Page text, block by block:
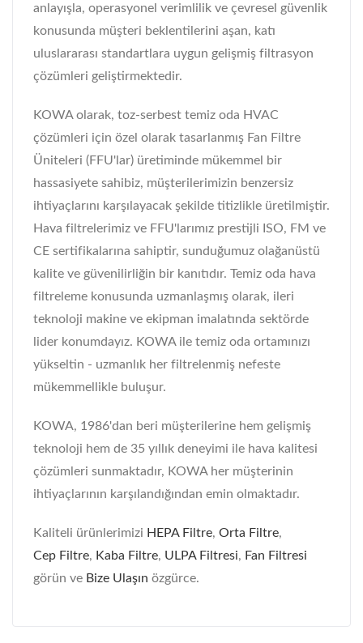
anlayışla, operasyonel verimlilik ve çevresel güvenlik
konusunda müşteri beklentilerini aşan, katı
uluslararası standartlara uygun gelişmiş filtrasyon
çözümleri geliştirmektedir.
KOWA olarak, toz-serbest temiz oda HVAC
çözümleri için özel olarak tasarlanmış Fan Filtre
Üniteleri (FFU'lar) üretiminde mükemmel bir
hassasiyete sahibiz, müşterilerimizin benzersiz
ihtiyaçlarını karşılayacak şekilde titizlikle üretilmiştir.
Hava filtrelerimiz ve FFU'larımız prestijli ISO, FM ve
CE sertifikalarına sahiptir, sunduğumuz olağanüstü
kalite ve güvenilirliğin bir kanıtıdır. Temiz oda hava
filtreleme konusunda uzmanlaşmış olarak, ileri
teknoloji makine ve ekipman imalatında sektörde
lider konumdayız. KOWA ile temiz oda ortamınızı
yükseltin - uzmanlık her filtrelenmiş nefeste
mükemmellikle buluşur.
KOWA, 1986'dan beri müşterilerine hem gelişmiş
teknoloji hem de 35 yıllık deneyimi ile hava kalitesi
çözümleri sunmaktadır, KOWA her müşterinin
ihtiyaçlarının karşılandığından emin olmaktadır.
Kaliteli ürünlerimizi HEPA Filtre, Orta Filtre,
Cep Filtre, Kaba Filtre, ULPA Filtresi, Fan Filtresi
görün ve Bize Ulaşın özgürce.